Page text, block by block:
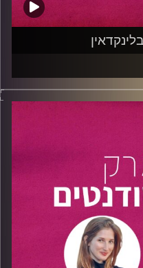
במציאת הדרך הייחודית
לתואר
היא לא רק סטודנטית,
המשפטים בצל הקורונה
מספרת לנו על הדרך שלה
ועד להקמת החברה עם
מנהלת תוכן, על